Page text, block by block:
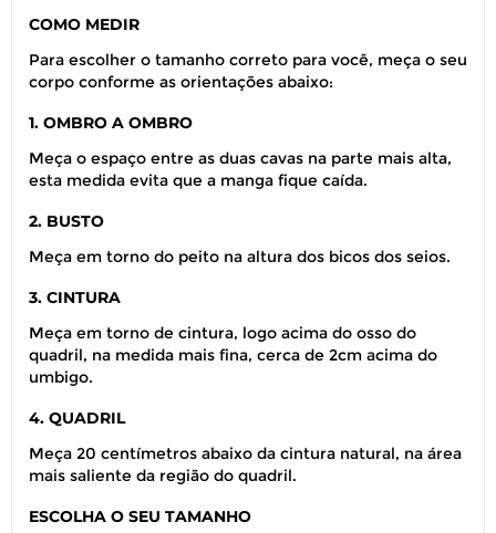
COMO MEDIR
Para escolher o tamanho correto para você, meça o seu
corpo conforme as orientações abaixo:
1. OMBRO A OMBRO
Meça o espaço entre as duas cavas na parte mais alta,
esta medida evita que a manga fique caída.
2. BUSTO
Meça em torno do peito na altura dos bicos dos seios.
3. CINTURA
Meça em torno de cintura, logo acima do osso do
quadril, na medida mais fina, cerca de 2cm acima do
umbigo.
4. QUADRIL
Meça 20 centímetros abaixo da cintura natural, na área
mais saliente da região do quadril.
ESCOLHA O SEU TAMANHO